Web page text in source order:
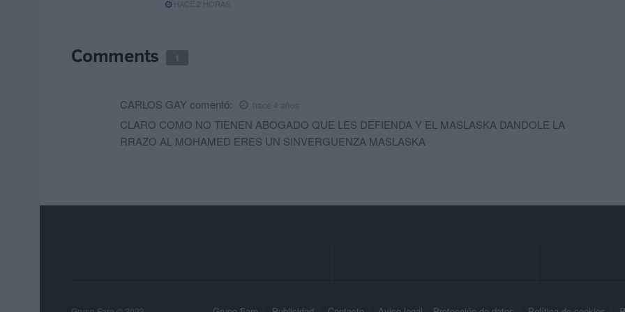
HACE 2 HORAS
Comments 1
CARLOS GAY comentó: hace 4 años
CLARO COMO NO TIENEN ABOGADO QUE LES DEFIENDA Y EL MASLASKA DANDOLE LA
RRAZO AL MOHAMED ERES UN SINVERGUENZA MASLASKA